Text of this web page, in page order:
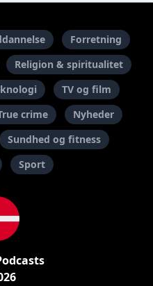
Forretning
Religion & spiritualitet
TV og film
crime
Nyheder
Sundhed og fitness
Sport